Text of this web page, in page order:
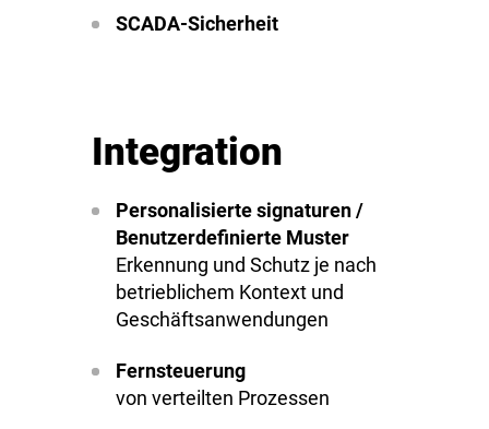
SCADA-Sicherheit
Integration
Personalisierte signaturen /
Benutzerdefinierte Muster
Erkennung und Schutz je nach
betrieblichem Kontext und
Geschäftsanwendungen
Fernsteuerung
von verteilten Prozessen